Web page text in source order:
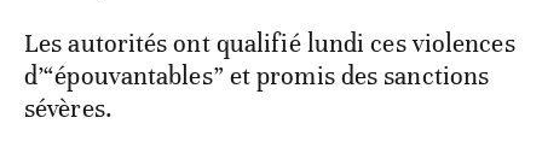
Les autorités ont qualifié lundi ces violences
d’“épouvantables” et promis des sanctions
sévères.